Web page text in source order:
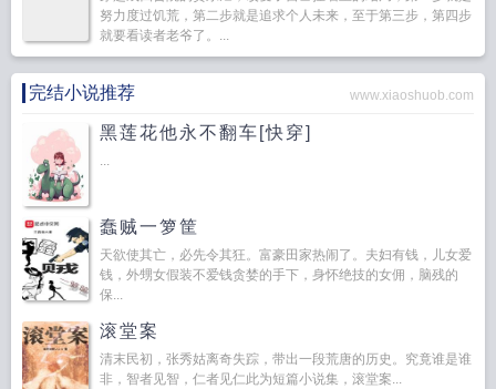
努力度过饥荒，第二步就是追求个人未来，至于第三步，第四步
就要看读者老爷了。...
完结小说推荐 www.xiaoshuob.com
黑莲花他永不翻车[快穿]
...
蠢贼一箩筐
天欲使其亡，必先令其狂。富豪田家热闹了。夫妇有钱，儿女爱
钱，外甥女假装不爱钱贪婪的手下，身怀绝技的女佣，脑残的
保...
滚堂案
清末民初，张秀姑离奇失踪，带出一段荒唐的历史。究竟谁是谁
非，智者见智，仁者见仁此为短篇小说集，滚堂案...